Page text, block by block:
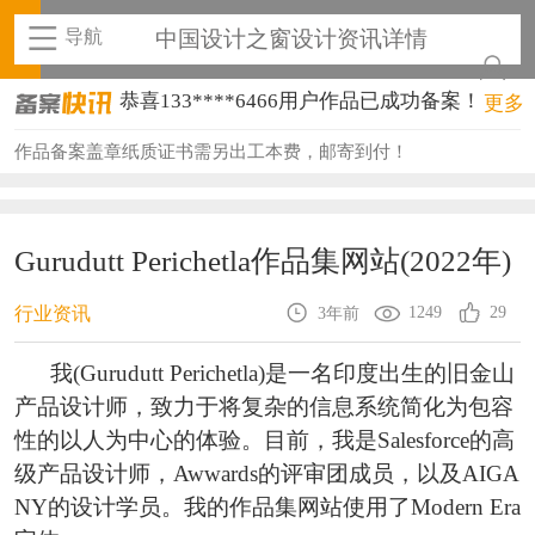
导航 中国设计之窗设计资讯详情
恭喜133****6466用户作品已成功备案！
恭喜133****9020用户作品已成功备案！
恭喜136****9807用户作品已成功备案！
恭喜159****4930用户作品已成功备案！
恭喜150****6483用户作品已成功备案！
恭喜131****2473用户作品已成功备案！
恭喜159****4201用户作品已成功备案！
更多
作品备案盖章纸质证书需另出工本费，邮寄到付！
Gurudutt Perichetla作品集网站(2022年)
行业资讯 3年前 1249 29
我(Gurudutt Perichetla)是一名印度出生的旧金山
产品设计师，致力于将复杂的信息系统简化为包容
性的以人为中心的体验。目前，我是Salesforce的高
级产品设计师，Awwards的评审团成员，以及AIGA
NY的设计学员。我的作品集网站使用了Modern Era